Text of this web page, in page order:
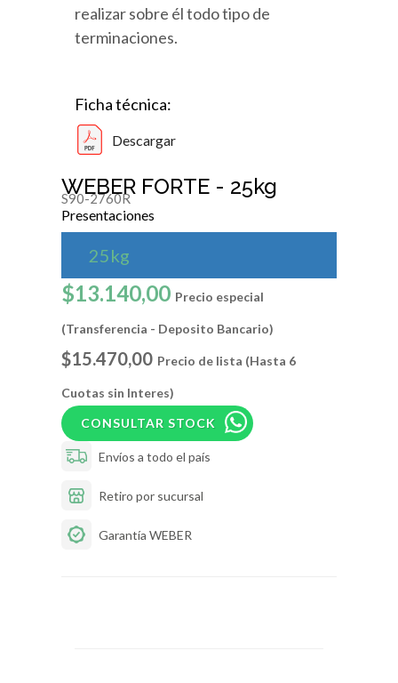
realizar sobre él todo tipo de
terminaciones.
Ficha técnica:
Descargar
WEBER FORTE - 25kg
S90-2760R
Presentaciones
25kg
$13.140,00 Precio especial
(Transferencia - Deposito Bancario)
$15.470,00 Precio de lista (Hasta 6
Cuotas sin Interes)
CONSULTAR STOCK
Envíos a todo el país
Retiro por sucursal
Garantía WEBER